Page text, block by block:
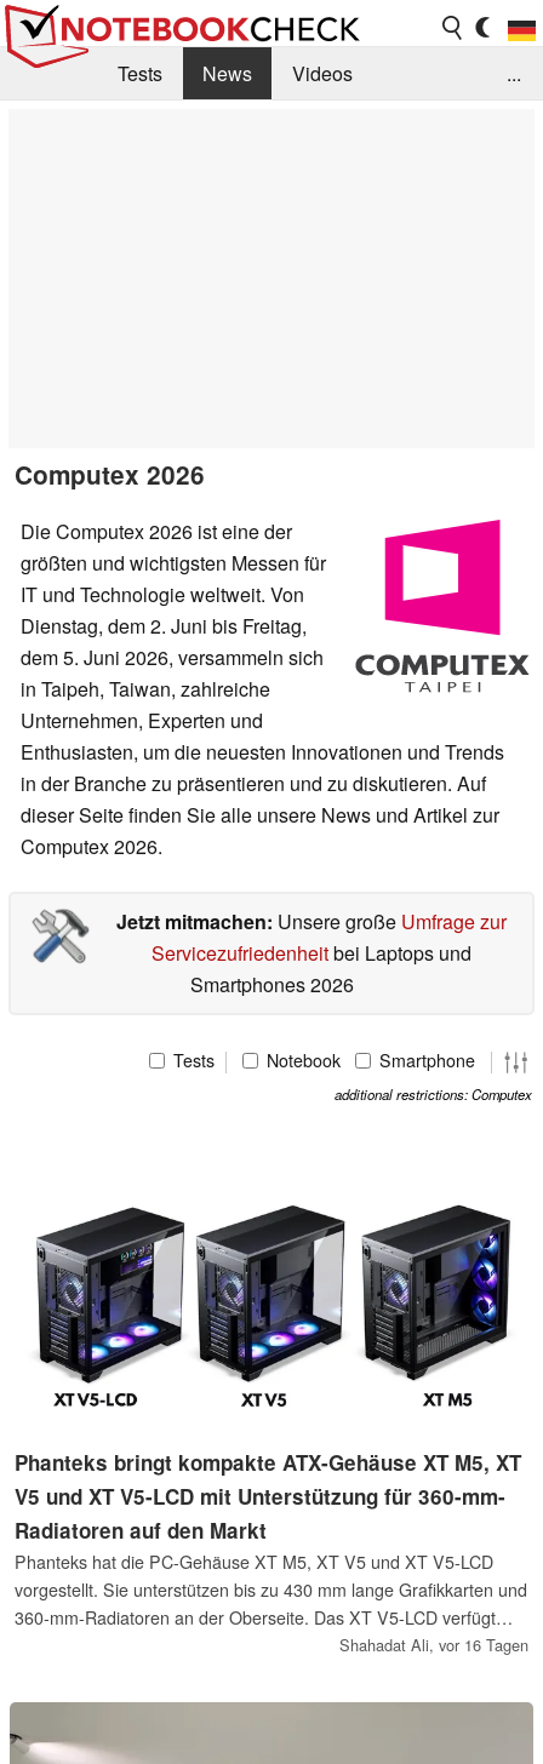
Tests News
Videos
...
Computex 2026
Die Computex 2026 ist eine der
größten und wichtigsten Messen für
IT und Technologie weltweit. Von
Dienstag, dem 2. Juni bis Freitag,
dem 5. Juni 2026, versammeln sich
in Taipeh, Taiwan, zahlreiche
Unternehmen, Experten und
Enthusiasten, um die neuesten Innovationen und Trends
in der Branche zu präsentieren und zu diskutieren. Auf
dieser Seite finden Sie alle unsere News und Artikel zur
Computex 2026.
Jetzt mitmachen: Unsere große Umfrage zur
Servicezufriedenheitbei Laptops und
Smartphones 2026
Tests Notebook Smartphone
additional restrictions: Computex
Phanteks bringt kompakte ATX-Gehäuse XT M5, XT
V5 und XT V5-LCD mit Unterstützung für 360-mm-
Radiatoren auf den Markt
Phanteks hat die PC-Gehäuse XT M5, XT V5 und XT V5-LCD
vorgestellt. Sie unterstützen bis zu 430 mm lange Grafikkarten und
360-mm-Radiatoren an der Oberseite. Das XT V5-LCD verfügt
zusätzlich über ein integriertes 7-Zoll-Display. Die Preise beginnen
Shahadat Ali, vor 16 Tagen